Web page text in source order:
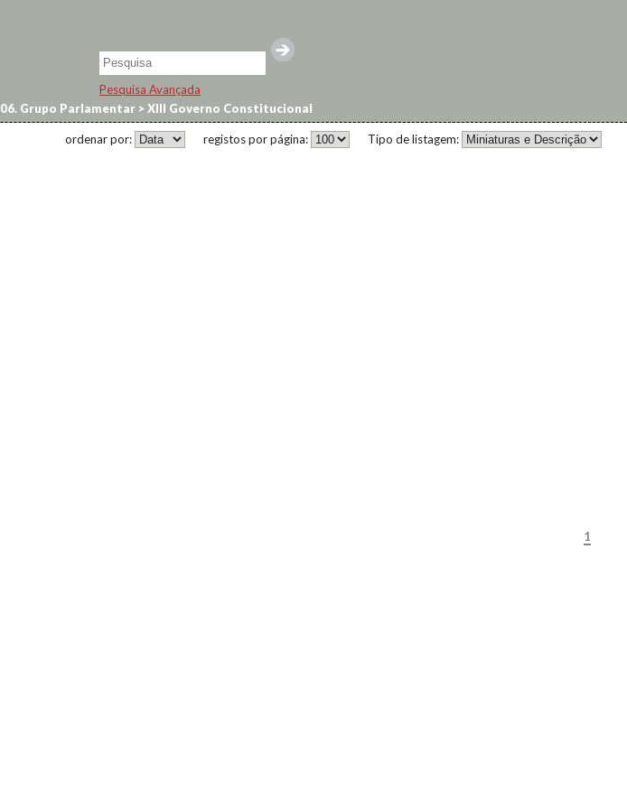
Pesquisa Avançada
06. Grupo Parlamentar >XIII Governo Constitucional
Tipo de listagem:
registos por página:
ordenar por:
1